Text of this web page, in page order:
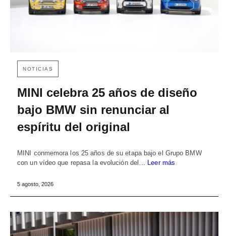
NOTICIAS
MINI celebra 25 años de diseño
bajo BMW sin renunciar al
espíritu del original
MINI conmemora los 25 años de su etapa bajo el Grupo BMW
con un vídeo que repasa la evolución del… Leer más
5 agosto, 2026